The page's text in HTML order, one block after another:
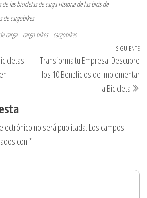
de las bicicletas de carga Historia de las bicis de
de cargobikes
carga cargo bikes cargobikes
SIGUIENTE
Transforma tu Empresa: Descubre
los 10 Beneficios de Implementar
la Bicicleta
no será publicada. Los campos
con *